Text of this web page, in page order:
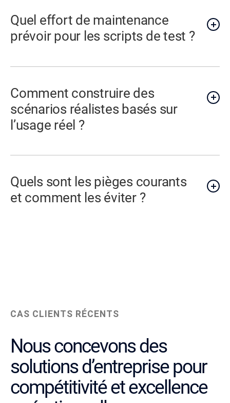
Quel effort de maintenance
prévoir pour les scripts de test ?
Comment construire des
scénarios réalistes basés sur
l’usage réel ?
Quels sont les pièges courants
et comment les éviter ?
CAS CLIENTS RÉCENTS
Nous concevons des
solutions d’entreprise pour
compétitivité et excellence